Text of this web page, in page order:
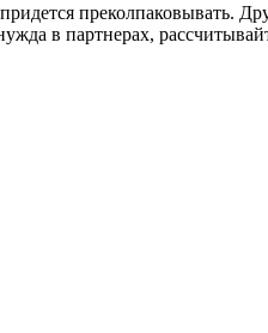
преколпаковывать.
в партнерах,